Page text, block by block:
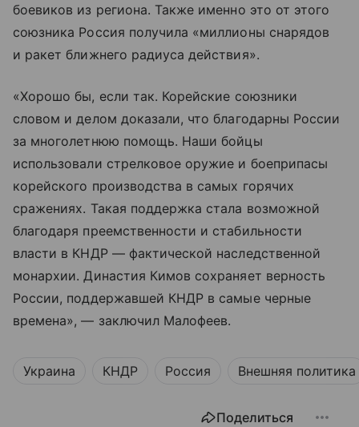
боевиков из региона. Также именно это от этого
союзника Россия получила «миллионы снарядов
и ракет ближнего радиуса действия».
«Хорошо бы, если так. Корейские союзники
словом и делом доказали, что благодарны России
за многолетнюю помощь. Наши бойцы
использовали стрелковое оружие и боеприпасы
корейского производства в самых горячих
сражениях. Такая поддержка стала возможной
благодаря преемственности и стабильности
власти в КНДР — фактической наследственной
монархии. Династия Кимов сохраняет верность
России, поддержавшей КНДР в самые черные
времена», — заключил Малофеев.
Украина КНДР Россия Внешняя политика
Поделиться